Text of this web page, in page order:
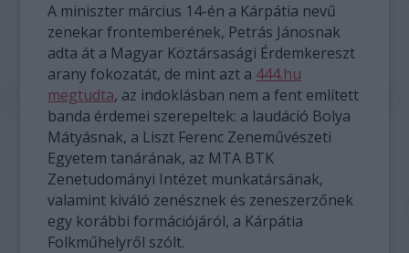
A miniszter március 14-én a Kárpátia nevű
zenekar frontemberének, Petrás Jánosnak
adta át a Magyar Köztársasági Érdemkereszt
arany fokozatát, de mint azt a 444.hu
megtudta, az indoklásban nem a fent említett
banda érdemei szerepeltek: a laudáció Bolya
Mátyásnak, a Liszt Ferenc Zeneművészeti
Egyetem tanárának, az MTA BTK
Zenetudományi Intézet munkatársának,
valamint kiváló zenésznek és zeneszerzőnek
egy korábbi formációjáról, a Kárpátia
Folkműhelyről szólt.